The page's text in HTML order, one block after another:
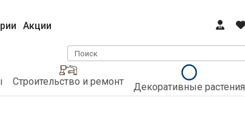
Акции
Поиск
Строительство и ремонт Декоративные растения